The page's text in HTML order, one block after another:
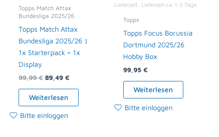
Topps Match Attax
Bundesliga 2025/26
Topps Match Attax
Bundesliga 2025/26 |
1x Starterpack + 1x
Display
99,99€ 89,49 €
Weiterlesen
Bitte einloggen
Lieferzeit: Lieferzeit ca. 1-3 Tage
Topps
Topps Focus Borussia
Dortmund 2025/26
Hobby Box
99,95 €
Weiterlesen
Bitte einloggen